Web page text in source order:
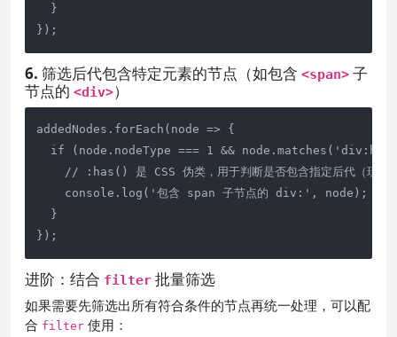
  }
});
6. 筛选后代包含特定元素的节点（如包含 <span> 子
节点的 <div>）
addedNodes.forEach(node => {
if (node.nodeType === 1 &&
// :has() 是 CSS 伪类，用于判断是否包含指定后代（现代
    console.log('包含 span 子节点的 div:', node);
  }
});
进阶：结合 filter 批量筛选
如果需要先筛选出所有符合条件的节点再统一处理，可以配
合 filter 使用：